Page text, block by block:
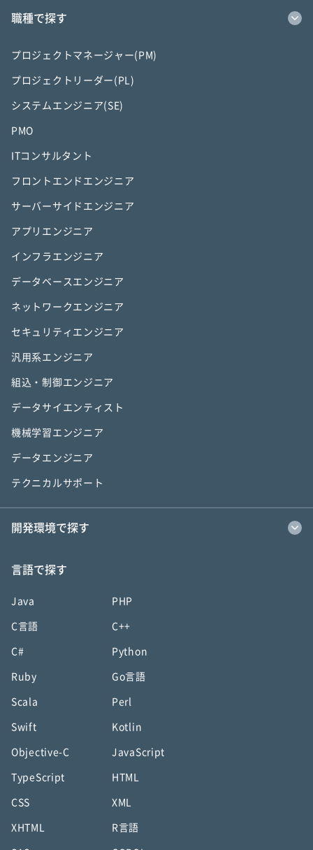
職種で探す
プロジェクトマネージャー(PM)
プロジェクトリーダー(PL)
システムエンジニア(SE)
PMO
ITコンサルタント
フロントエンドエンジニア
サーバーサイドエンジニア
アプリエンジニア
インフラエンジニア
データベースエンジニア
ネットワークエンジニア
セキュリティエンジニア
汎用系エンジニア
組込・制御エンジニア
データサイエンティスト
機械学習エンジニア
データエンジニア
テクニカルサポート
開発環境で探す
言語で探す
Java PHP
C言語 C++
C# Python
Ruby Go言語
Scala Perl
Swift Kotlin
Objective-C JavaScript
TypeScript HTML
CSS XML
XHTML R言語